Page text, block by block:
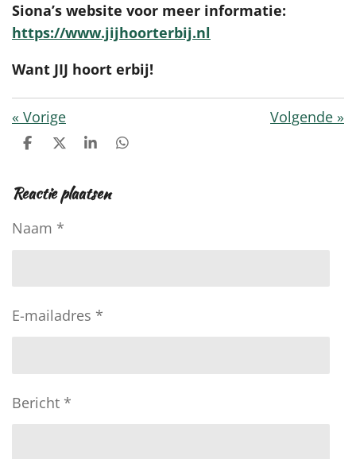
Siona’s website voor meer informatie:
https://www.jijhoorterbij.nl
Want JIJ hoort erbij!
« Vorige Volgende »
D
e
D
l
S
r
e
D
Reactie plaatsen
Naam *
E-mailadres *
Bericht *